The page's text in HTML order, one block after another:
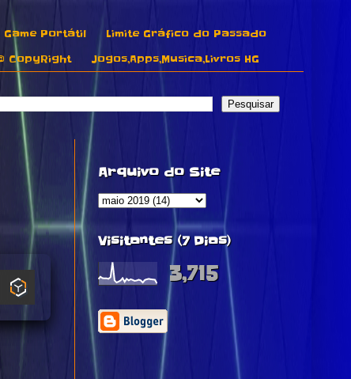
Game Portátil
Limite Gráfico do Passado
CopyRight Jogos,Apps,Musica,Livros HG
Arquivo do Site
Visitantes (7 Dias)
3,715